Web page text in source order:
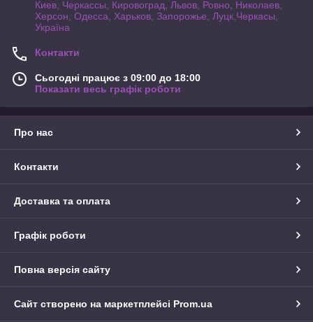
Киев, Черкассы, Кировоград, Львов, Ровно, Николаев,
Херсон, Одесса, Харьков, Запорожье, Луцк,Черкасы,
Україна
Контакти
Сьогодні працює з 09:00 до 18:00
Показати весь графік роботи
Про нас
Контакти
Доставка та оплата
Графік роботи
Повна версія сайту
Сайт створено на маркетплейсі Prom.ua